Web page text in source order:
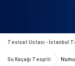
Tesisat Ustası - İstanbul
Su Kaçağı Tespiti